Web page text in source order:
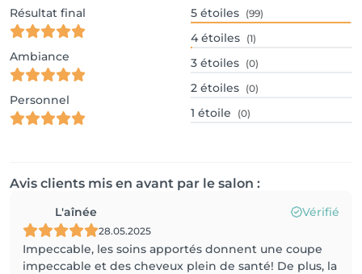
Résultat final
Ambiance
Personnel
5 étoiles (99)
4 étoiles (1)
3 étoiles (0)
2 étoiles (0)
1 étoile (0)
Avis clients mis en avant par le salon :
L'aînée Vérifié
28.05.2025
Impeccable, les soins apportés donnent une coupe
impeccable et des cheveux plein de santé! De plus, la